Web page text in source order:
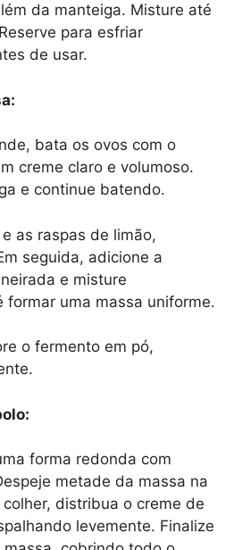
da manteiga. Misture até
para esfriar
de usar.
bata os ovos com o
creme claro e volumoso.
e continue batendo.
as raspas de limão,
seguida, adicione a
e misture
formar uma massa uniforme.
o fermento em pó,
forma redonda com
metade da massa na
distribua o creme de
levemente. Finalize